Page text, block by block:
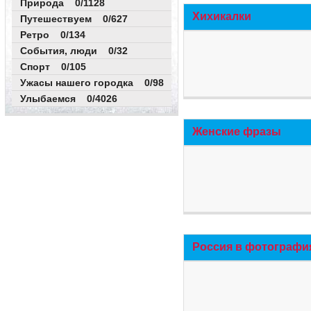
Природа 0/1128
Путешествуем 0/627
Ретро 0/134
События, люди 0/32
Спорт 0/105
Ужасы нашего городка 0/98
Улыбаемся 0/4026
Хихикалки
Женские фразы
Россия в